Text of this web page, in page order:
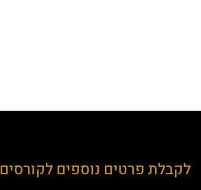
לקבלת פרטים נוספים לקורסים